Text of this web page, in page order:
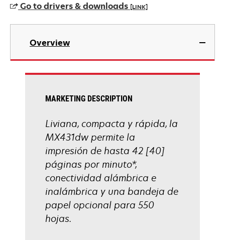
a
new
Go to drivers & downloads [LINK]
opens
new
Overview
MARKETING DESCRIPTION
Liviana, compacta y rápida, la
MX431dw permite la
impresión de hasta 42 [40]
páginas por minuto*,
conectividad alámbrica e
inalámbrica y una bandeja de
papel opcional para 550
hojas.